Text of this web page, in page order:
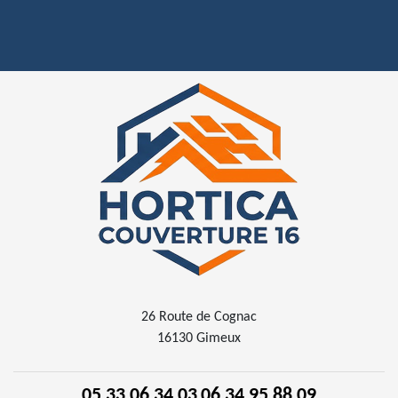
26 Route de Cognac
16130 Gimeux